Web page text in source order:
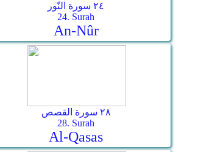
٢٤ سورة النّور
24. Surah
An-Nûr
٢٨ سورة القصص
28. Surah
Al-Qasas